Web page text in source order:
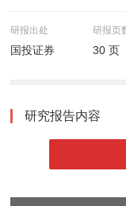
研报出处
国投证券
研报页
30 页
研究报告内容